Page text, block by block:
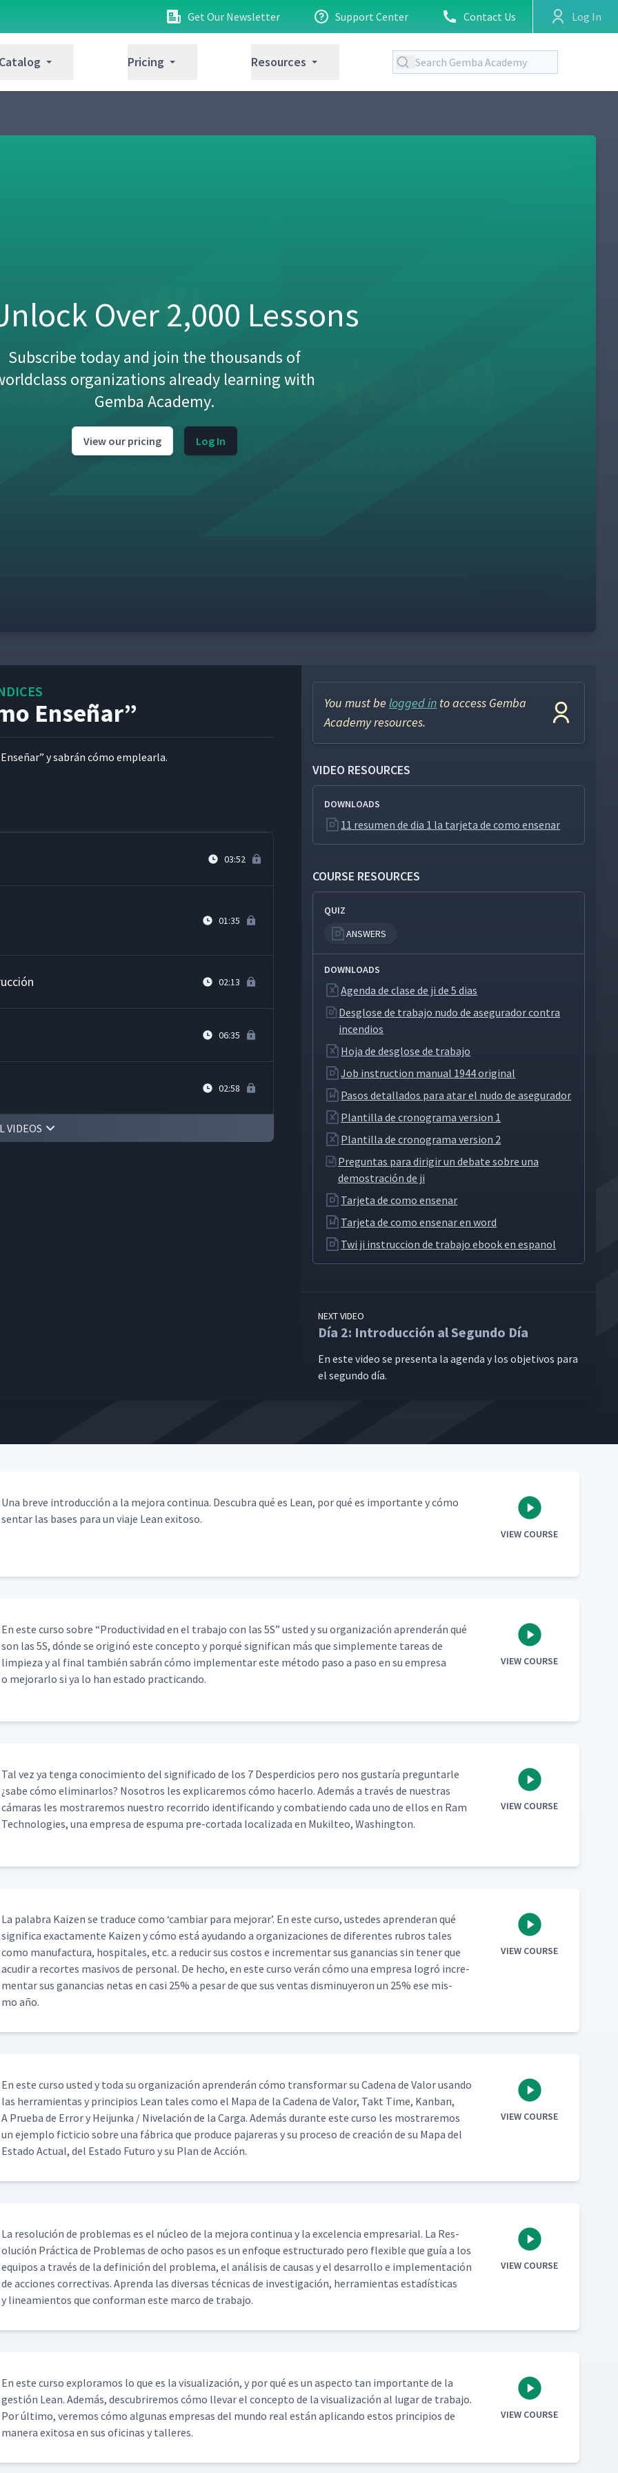
Get Our Newsletter Support Center Contact Us Log In
Pricing Resources
Over 2,000 Lessons
Subscribe today and join the thousands of
organizations already learning with
Gemba Academy.
View our pricing Log In
Enseñar”
y sabrán cómo emplearla.
03:52
01:35
02:13
06:35
02:58
Incendios en la Pizarra (Aula) 12:16
00:48
(JI) 04:37
la Industria) 07:50
VIDEOS
You must be logged in to access Gemba
Academy resources.
VIDEO RESOURCES
DOWNLOADS
11 resumen de dia 1 la tarjeta de como ensenar
COURSE RESOURCES
QUIZ
ANSWERS
DOWNLOADS
Agenda de clase de ji de 5 dias
Desglose de trabajo nudo de asegurador contra
incendios
Hoja de desglose de trabajo
Job instruction manual 1944 original
Pasos detallados para atar el nudo de asegurador
Plantilla de cronograma version 1
Plantilla de cronograma version 2
Preguntas para dirigir un debate sobre una
demostración de ji
Tarjeta de como ensenar
Tarjeta de como ensenar en word
Twi ji instruccion de trabajo ebook en espanol
NEXT VIDEO
Día 2: Introducción al Segundo Día
En este video se pre­sen­ta la agen­da y los obje­tivos para
el segun­do día.
Una breve intro­duc­ción a la mejo­ra con­tin­ua. Des­cubra qué es Lean, por qué es impor­tante y cómo
sen­tar las bases para un via­je Lean exitoso.
VIEW COURSE
En este cur­so sobre“Pro­duc­tivi­dad en el tra­ba­jo con las 5S” ust­ed y su orga­ni­zación apren­derán qué
son las 5S, dónde se orig­inó este con­cep­to y porqué sig­nif­i­can más que sim­ple­mente tar­eas de
limpieza y al final tam­bién sabrán cómo imple­men­tar este méto­do paso a paso en su empre­sa
o mejo­rar­lo si ya lo han esta­do practicando.
VIEW COURSE
Tal vez ya ten­ga conocimien­to del sig­nifi­ca­do de los 7 Des­perdi­cios pero nos gus­taría pre­gun­tar­le
¿sabe cómo elim­i­nar­los? Nosotros les expli­care­mos cómo hac­er­lo. Además a través de nues­tras
cámaras les mostraremos nue­stro recor­ri­do iden­ti­f­i­can­do y com­bat­ien­do cada uno de ellos en Ram
Tech­nolo­gies, una empre­sa de espuma pre-cor­ta­da local­iza­da en Muk­il­teo, Washington.
VIEW COURSE
La pal­abra Kaizen se tra­duce como‘cam­biar para mejo­rar’. En este cur­so, ust­edes apren­der­an qué
sig­nifi­ca exac­ta­mente Kaizen y cómo está ayu­dan­do a orga­ni­za­ciones de difer­entes rubros tales
como man­u­fac­tura, hos­pi­tales, etc. a reducir sus cos­tos e incre­men­tar sus ganan­cias sin ten­er que
acud­ir a recortes masivos de per­son­al. De hecho, en este cur­so verán cómo una empre­sa logró incre­
men­tar sus ganan­cias netas en casi 25% a pesar de que sus ven­tas dis­min­uyeron un 25% ese mis­
mo año.
VIEW COURSE
En este cur­so ust­ed y toda su orga­ni­zación apren­derán cómo trans­for­mar su Cade­na de Val­or usan­do
las her­ramien­tas y prin­ci­p­ios Lean tales como el Mapa de la Cade­na de Val­or, Takt Time, Kan­ban,
A Prue­ba de Error y Hei­jun­ka / Nivelación de la Car­ga. Además durante este cur­so les mostraremos
un ejem­p­lo fic­ti­cio sobre una fábri­ca que pro­duce pajar­eras y su pro­ce­so de creación de su Mapa del
Esta­do Actu­al, del Esta­do Futuro y su Plan de Acción.
VIEW COURSE
La res­olu­ción de prob­le­mas es el núcleo de la mejo­ra con­tin­ua y la exce­len­cia empre­sar­i­al. La Res­
olu­ción Prác­ti­ca de Prob­le­mas de ocho pasos es un enfoque estruc­tura­do pero flex­i­ble que guía a los
equipos a través de la defini­ción del prob­le­ma, el análi­sis de causas y el desar­rol­lo e imple­mentación
de acciones cor­rec­ti­vas. Apren­da las diver­sas téc­ni­cas de inves­ti­gación, her­ramien­tas estadís­ti­cas
y lin­eamien­tos que con­for­man este mar­co de trabajo.
VIEW COURSE
En este cur­so explo­ramos lo que es la visu­al­ización, y por qué es un aspec­to tan impor­tante de la
gestión Lean. Además, des­cubrire­mos cómo lle­var el con­cep­to de la visu­al­ización al lugar de tra­ba­jo.
Por últi­mo, ver­e­mos cómo algu­nas empre­sas del mun­do real están apli­can­do estos prin­ci­p­ios de
man­era exi­tosa en sus ofic­i­nas y talleres.
VIEW COURSE